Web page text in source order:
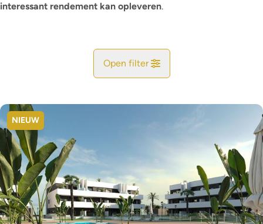
interessant rendement kan opleveren.
Open filter
NIEUW